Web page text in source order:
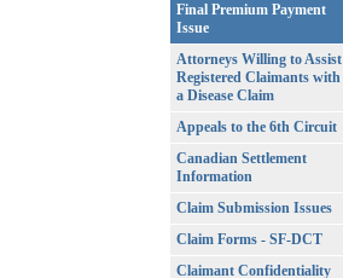
Final Premium Payment
Issue
Attorneys Willing to Assist
Registered Claimants with
a Disease Claim
Appeals to the 6th Circuit
Canadian Settlement
Information
Claim Submission Issues
Claim Forms - SF-DCT
Claimant Confidentiality